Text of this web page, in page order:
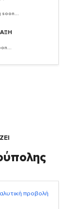
soon...
προβολή